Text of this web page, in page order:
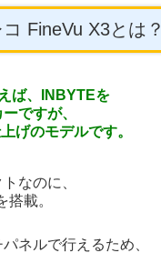
FineVu X3とは？
ば、INBYTEを
ですが、
げのモデルです。
なのに、
載。
ネルで行えるため、